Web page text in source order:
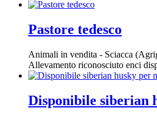
Pastore tedesco
Animali in vendita - Sciacca
Allevamento riconosciuto enci
Disponibile siberian